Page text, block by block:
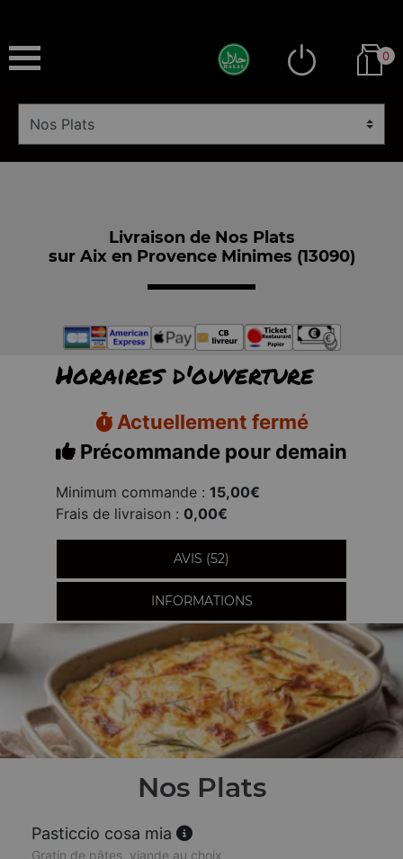
0
Livraison de Nos Plats
sur Aix en Provence Minimes (13090)
Horaires d'ouverture
Actuellement fermé
Précommande pour demain
Minimum commande : 15,00€
Frais de livraison : 0,00€
AVIS (52)
INFORMATIONS
Nos Plats
Pasticcio cosa mia
Gratin de pâtes, viande au choix